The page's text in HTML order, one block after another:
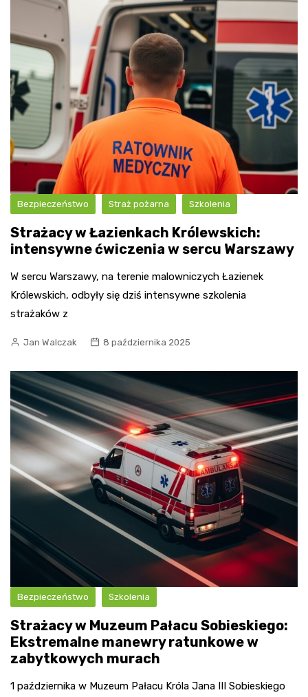
Bezpieczeństwo Straż pożarna Szkolenia
Strażacy w Łazienkach Królewskich:
intensywne ćwiczenia w sercu Warszawy
W sercu Warszawy, na terenie malowniczych Łazienek
Królewskich, odbyły się dziś intensywne szkolenia
strażaków z
Jan Walczak 8 października 2025
Bezpieczeństwo Szkolenia
Strażacy w Muzeum Pałacu Sobieskiego:
Ekstremalne manewry ratunkowe w
zabytkowych murach
1 października w Muzeum Pałacu Króla Jana III Sobieskiego